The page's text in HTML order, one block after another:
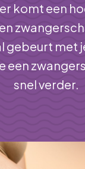
komt een
gebeurt met
een
snel verder.